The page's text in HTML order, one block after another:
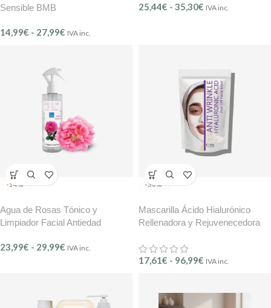
Sensible BMB
14,99€ - 27,99€ IVA inc.
25,44€ - 35,30€ IVA inc.
-14%
Agua de Rosas Tónico y
Limpiador Facial Antiedad
23,99€ - 29,99€ IVA inc.
-30%
Mascarilla Ácido Hialurónico
Rellenadora y Rejuvenecedora
17,61€ - 96,99€ IVA inc.